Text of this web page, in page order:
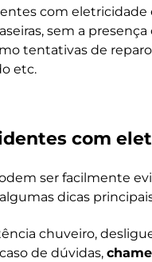
com eletricidade
sem a presença
tentativas de
etc.
com
ser facilmente
dicas
chuveiro,
de dúvidas,